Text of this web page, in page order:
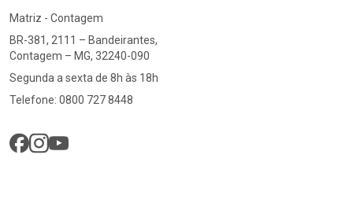
Matriz - Contagem
BR-381, 2111 – Bandeirantes,
Contagem – MG, 32240-090
Segunda a sexta de 8h às 18h
Telefone: 0800 727 8448